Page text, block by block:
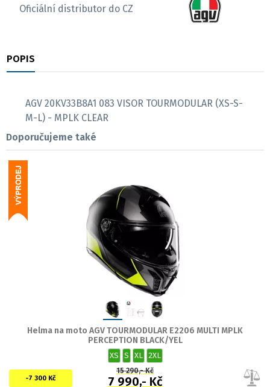
Oficiální distributor do CZ
POPIS
AGV 20KV33B8A1 083 VISOR TOURMODULAR (XS-S-
M-L) - MPLK CLEAR
Doporučujeme také
Helma na moto AGV TOURMODULAR E2206 MULTI MPLK
PERCEPTION BLACK/YEL
XS S XL 2XL
-7 300 Kč
15 290,- Kč
7 990,- Kč